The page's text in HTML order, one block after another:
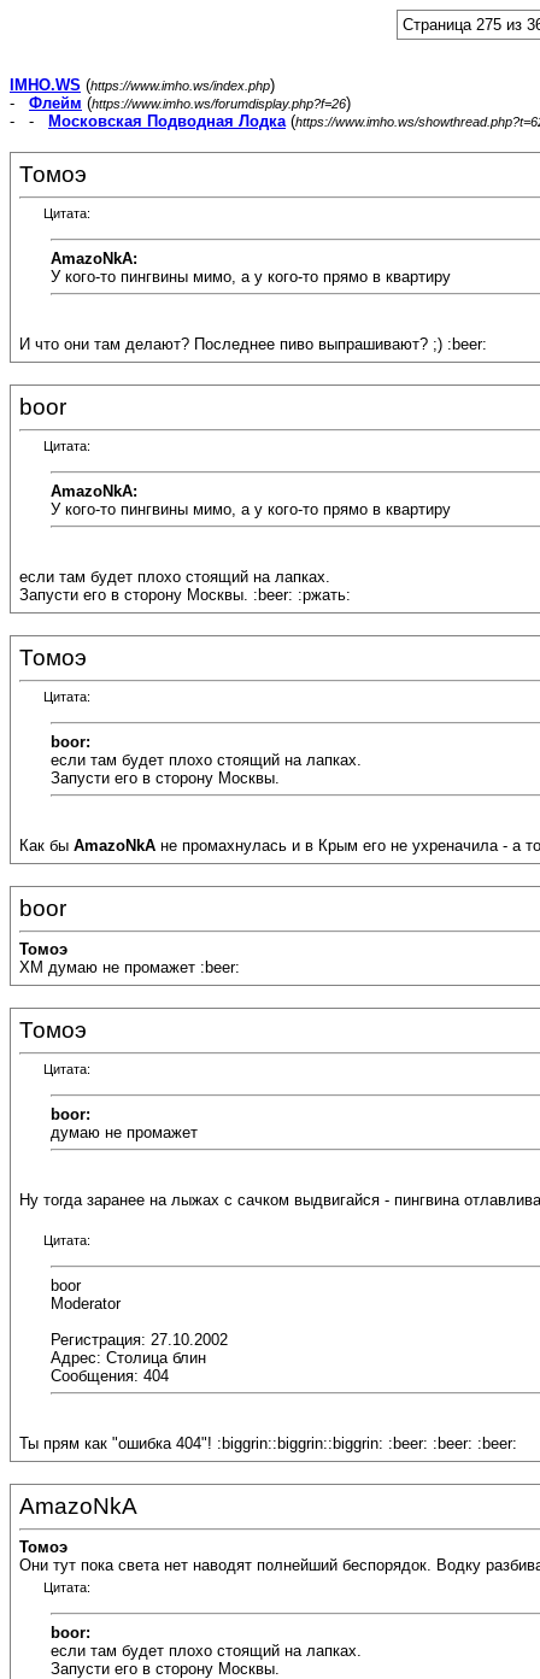
Страница 275 из
IMHO.WS (https://www.imho.ws/index.php)
- Флейм (https://www.imho.ws/forumdisplay.php?f=26)
- -
Московская Подводная Лодка(https://www.imho.ws/
Томоэ
Цитата:
AmazoNkA:
У кого-то пингвины мимо, а у кого-то прямо в квартиру
И что они там делают? Последнее пиво выпрашивают? ;) :beer:
boor
Цитата:
AmazoNkA:
У кого-то пингвины мимо, а у кого-то прямо в квартиру
если там будет плохо стоящий на лапках.
Запусти его в сторону Москвы. :beer: :ржать:
Томоэ
Цитата:
boor:
если там будет плохо стоящий на лапках.
Запусти его в сторону Москвы.
Как бы AmazoNkA не промахнулась и в Крым его не ухреначила - а
boor
Томоэ
ХМ думаю не промажет :beer:
Томоэ
Цитата:
boor:
думаю не промажет
Ну тогда заранее на лыжах с сачком выдвигайся - пингвина
Цитата:
boor
Moderator
Регистрация: 27.10.2002
Адрес: Столица блин
Сообщения: 404
Ты прям как "ошибка 404"! :biggrin::biggrin::biggrin: :beer: :beer: :beer:
AmazoNkA
Томоэ
Они тут пока света нет наводят полнейший беспорядок. Водку
Цитата:
boor:
если там будет плохо стоящий на лапках.
Запусти его в сторону Москвы.